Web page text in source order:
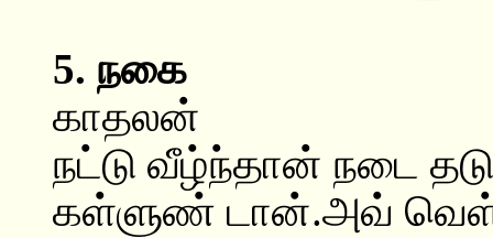
5. நகை
காதலன்
நட்டு வீழ்ந்தான் நடை
கள்ளுண் டான்.அவ்